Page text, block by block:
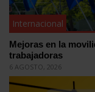
Internacional
Mejoras en la
trabajadoras
6 AGOSTO, 2026